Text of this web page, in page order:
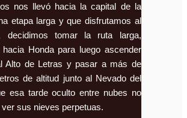
nos llevó hacia la capital de la
etapa larga y que disfrutamos al
decidimos tomar la ruta larga,
hacia Honda para luego ascender
Alto de Letras y pasar a más de
de altitud junto al Nevado del
esa tarde oculto entre nubes no
ver sus nieves perpetuas.